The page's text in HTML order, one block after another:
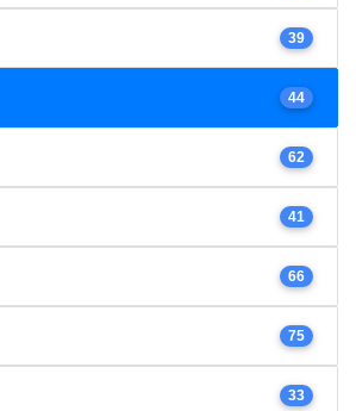
39
44
62
41
66
75
33